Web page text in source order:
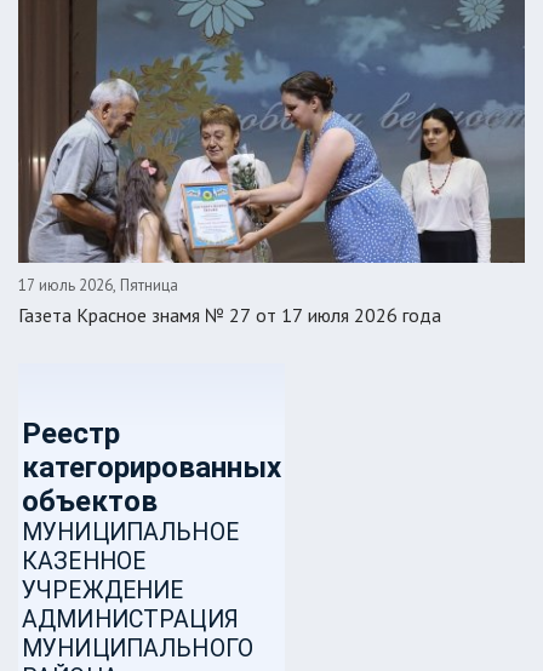
17 июль 2026, Пятница
Газета Красное знамя № 27 от 17 июля 2026 года